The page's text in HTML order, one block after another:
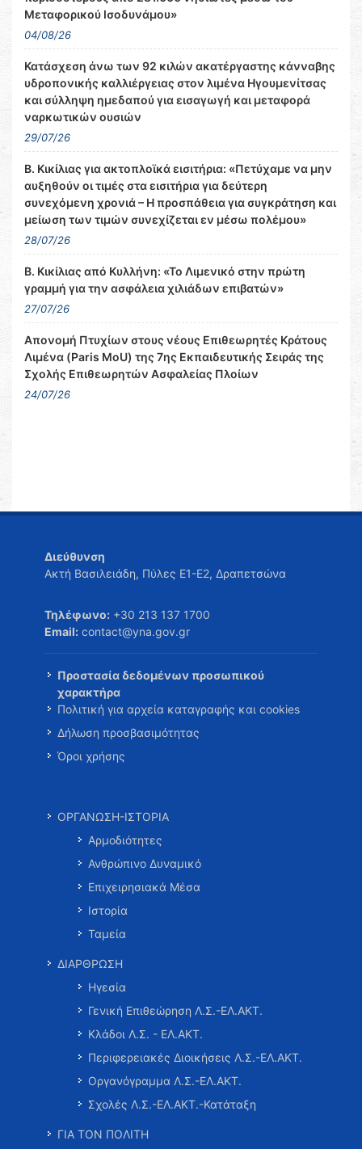
Μεταφορικού Ισοδυνάμου»
04/08/26
Κατάσχεση άνω των 92 κιλών ακατέργαστης κάνναβης
υδροπονικής καλλιέργειας στον λιμένα Ηγουμενίτσας
και σύλληψη ημεδαπού για εισαγωγή και μεταφορά
ναρκωτικών ουσιών
29/07/26
Β. Κικίλιας για ακτοπλοϊκά εισιτήρια: «Πετύχαμε να μην
αυξηθούν οι τιμές στα εισιτήρια για δεύτερη
συνεχόμενη χρονιά – Η προσπάθεια για συγκράτηση και
μείωση των τιμών συνεχίζεται εν μέσω πολέμου»
28/07/26
Β. Κικίλιας από Κυλλήνη: «Το Λιμενικό στην πρώτη
γραμμή για την ασφάλεια χιλιάδων επιβατών»
27/07/26
Απονομή Πτυχίων στους νέους Επιθεωρητές Κράτους
Λιμένα (Paris MoU) της 7ης Εκπαιδευτικής Σειράς της
Σχολής Επιθεωρητών Ασφαλείας Πλοίων
24/07/26
Διεύθυνση
Ακτή Βασιλειάδη, Πύλες Ε1-Ε2, Δραπετσώνα
Τηλέφωνο: +30 213 137 1700
Email: contact@yna.gov.gr
Προστασία δεδομένων προσωπικού
χαρακτήρα
Πολιτική για αρχεία καταγραφής και cookies
Δήλωση προσβασιμότητας
Όροι χρήσης
ΟΡΓΑΝΩΣΗ-ΙΣΤΟΡΙΑ
Αρμοδιότητες
Ανθρώπινο Δυναμικό
Επιχειρησιακά Μέσα
Ιστορία
Ταμεία
ΔΙΑΡΘΡΩΣΗ
Ηγεσία
Γενική Επιθεώρηση Λ.Σ.-ΕΛ.ΑΚΤ.
Κλάδοι Λ.Σ. - ΕΛ.ΑΚΤ.
Περιφερειακές Διοικήσεις Λ.Σ.-ΕΛ.ΑΚΤ.
Οργανόγραμμα Λ.Σ.-ΕΛ.ΑΚΤ.
Σχολές Λ.Σ.-ΕΛ.ΑΚΤ.-Κατάταξη
ΓΙΑ ΤΟΝ ΠΟΛΙΤΗ